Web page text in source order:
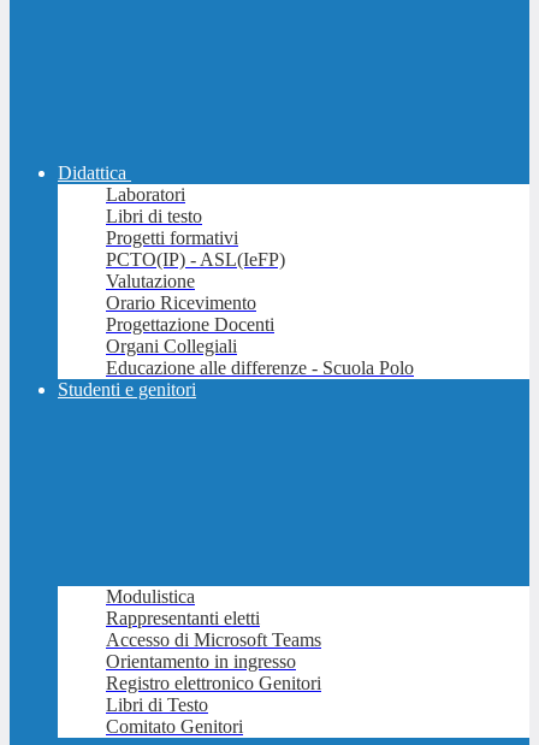
Didattica
Laboratori
Libri di testo
Progetti formativi
PCTO(IP) - ASL(IeFP)
Valutazione
Orario Ricevimento
Progettazione Docenti
Organi Collegiali
Educazione alle differenze - Scuola Polo
Studenti e genitori
Modulistica
Rappresentanti eletti
Accesso di Microsoft Teams
Orientamento in ingresso
Registro elettronico Genitori
Libri di Testo
Comitato Genitori